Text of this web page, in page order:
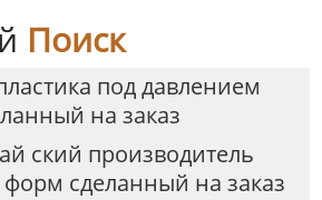
Поиск
под давлением
на заказ
ский производитель
форм сделанный на заказ